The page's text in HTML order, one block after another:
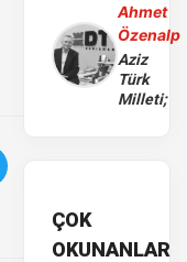
Ahmet
Özenalp
Aziz
Türk
Milleti;
ÇOK
OKUNANLAR